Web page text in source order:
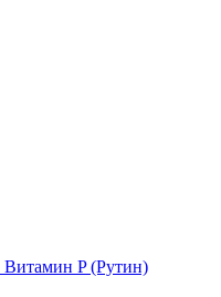
Витамин P (Рутин)